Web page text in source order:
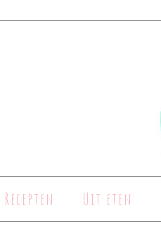
Recepten Uit eten